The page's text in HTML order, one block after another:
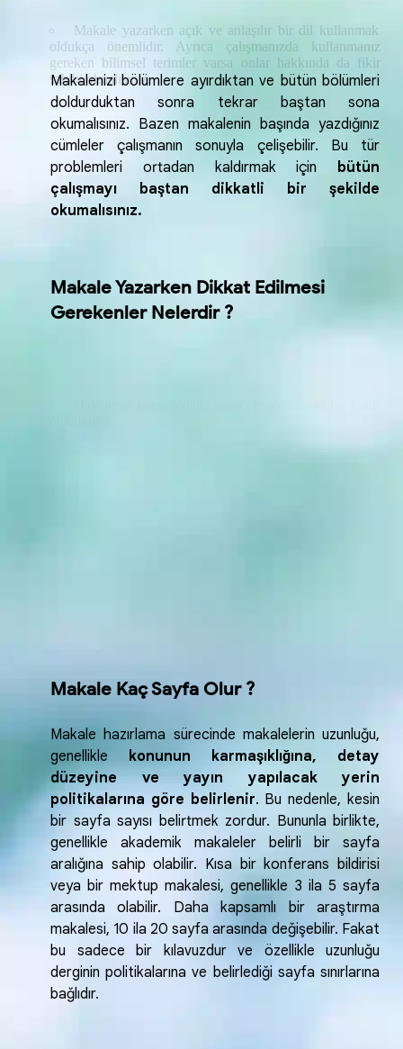
sahibi olmalısınız.
Makalenizi bölümlere ayırdıktan ve bütün bölümleri
doldurduktan sonra tekrar baştan sona
okumalısınız. Bazen makalenin başında yazdığınız
cümleler çalışmanın sonuyla çelişebilir. Bu tür
problemleri ortadan kaldırmak için bütün
çalışmayı baştan dikkatli bir şekilde
okumalısınız.
Makale Yazarken Dikkat Edilmesi
Gerekenler Nelerdir ?
Makale Kaç Sayfa Olur ?
Makale hazırlama sürecinde makalelerin uzunluğu,
genellikle konunun karmaşıklığına, detay
düzeyine ve yayın yapılacak yerin
politikalarına göre belirlenir. Bu nedenle, kesin
bir sayfa sayısı belirtmek zordur. Bununla birlikte,
genellikle akademik makaleler belirli bir sayfa
aralığına sahip olabilir. Kısa bir konferans bildirisi
veya bir mektup makalesi, genellikle 3 ila 5 sayfa
arasında olabilir. Daha kapsamlı bir araştırma
makalesi, 10 ila 20 sayfa arasında değişebilir. Fakat
bu sadece bir kılavuzdur ve özellikle uzunluğu
derginin politikalarına ve belirlediği sayfa sınırlarına
bağlıdır.